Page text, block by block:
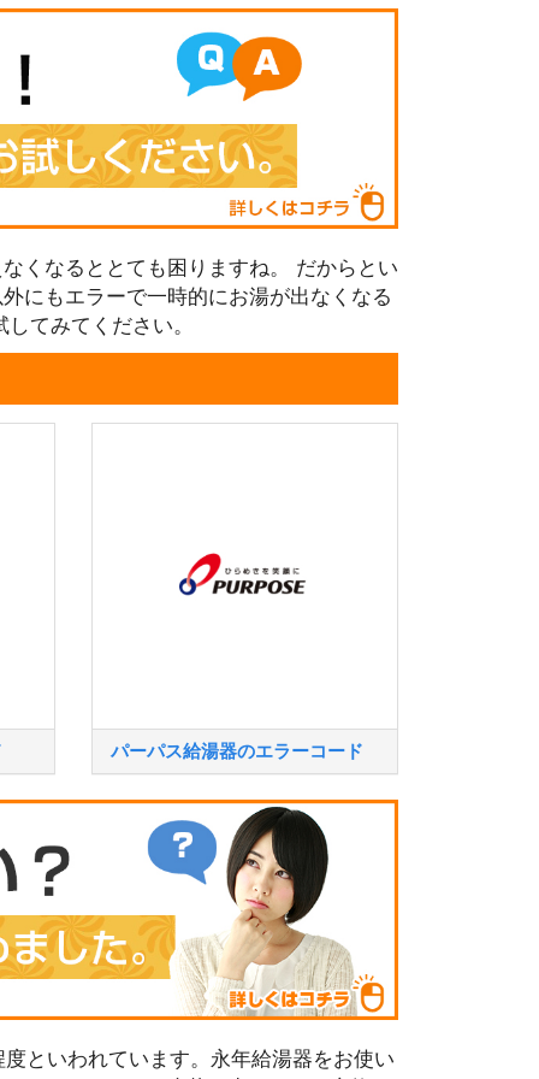
くなるととても困りますね。 だからとい
にもエラーで一時的にお湯が出なくなる
てみてください。
パーパス給湯器のエラーコード
といわれています。永年給湯器をお使い